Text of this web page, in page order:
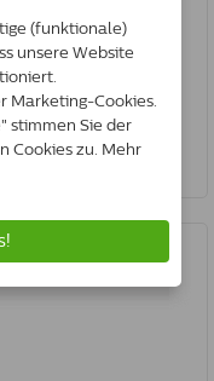
| 6 Pipetten